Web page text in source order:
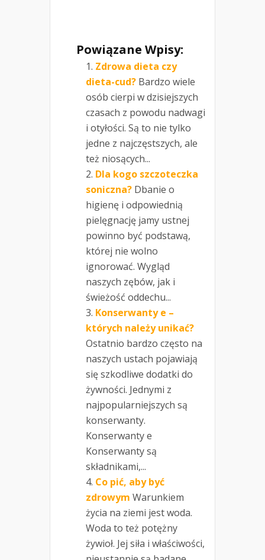
Powiązane Wpisy:
Zdrowa dieta czy
dieta-cud? Bardzo wiele
osób cierpi w dzisiejszych
czasach z powodu nadwagi
i otyłości. Są to nie tylko
jedne z najczęstszych, ale
też niosących...
Dla kogo szczoteczka
soniczna? Dbanie o
higienę i odpowiednią
pielęgnację jamy ustnej
powinno być podstawą,
której nie wolno
ignorować. Wygląd
naszych zębów, jak i
świeżość oddechu...
Konserwanty e –
których należy unikać?
Ostatnio bardzo często na
naszych ustach pojawiają
się szkodliwe dodatki do
żywności. Jednymi z
najpopularniejszych są
konserwanty.
Konserwanty e
Konserwanty są
składnikami,...
Co pić, aby być
zdrowym Warunkiem
życia na ziemi jest woda.
Woda to też potężny
żywioł. Jej siła i właściwości,